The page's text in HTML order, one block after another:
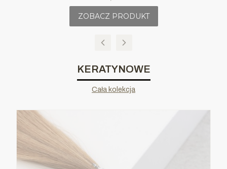
ZOBACZ PRODUKT
KERATYNOWE
Cała kolekcja